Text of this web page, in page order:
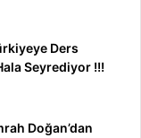
Ders
Seyrediyor !!!
Doğan’dan